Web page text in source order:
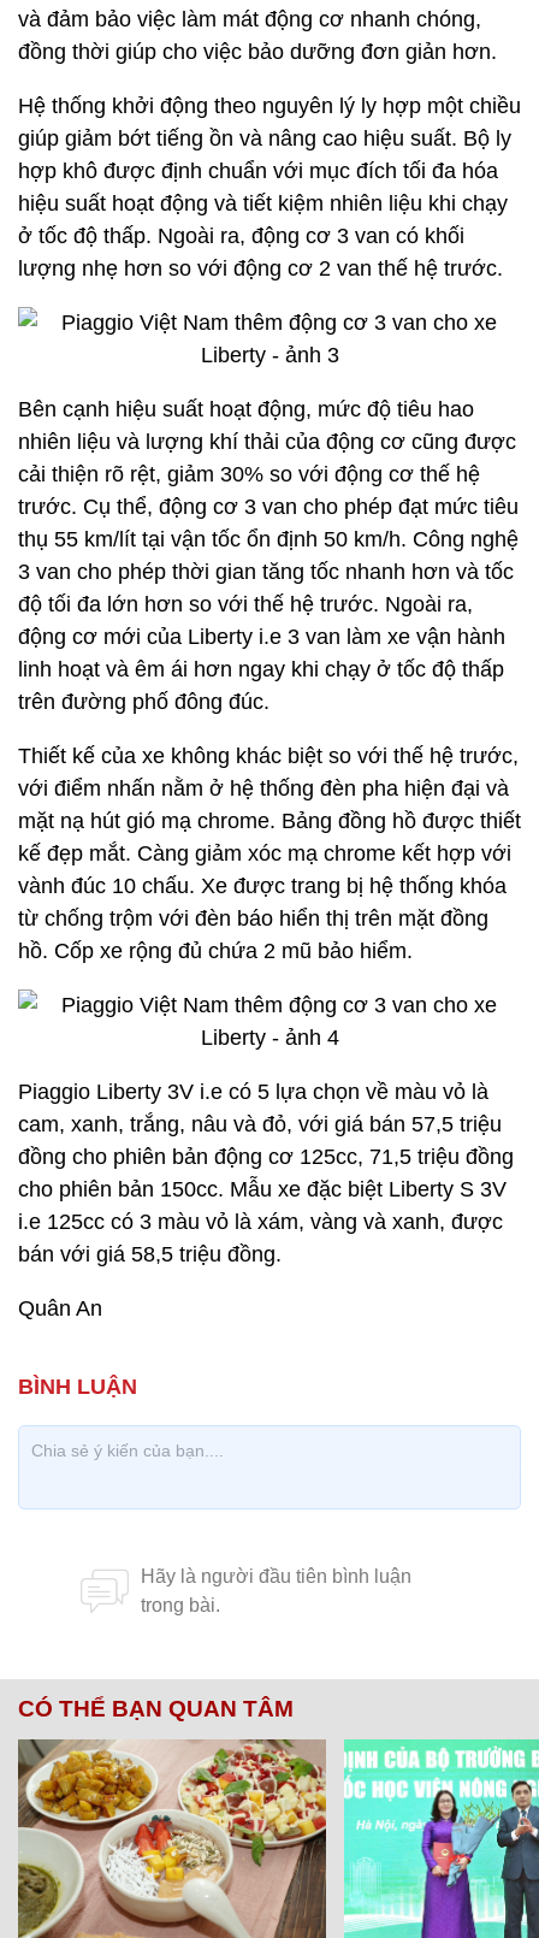
và đảm bảo việc làm mát động cơ nhanh chóng,
đồng thời giúp cho việc bảo dưỡng đơn giản hơn.
Hệ thống khởi động theo nguyên lý ly hợp một chiều
giúp giảm bớt tiếng ồn và nâng cao hiệu suất. Bộ ly
hợp khô được định chuẩn với mục đích tối đa hóa
hiệu suất hoạt động và tiết kiệm nhiên liệu khi chạy
ở tốc độ thấp. Ngoài ra, động cơ 3 van có khối
lượng nhẹ hơn so với động cơ 2 van thế hệ trước.
Bên cạnh hiệu suất hoạt động, mức độ tiêu hao
nhiên liệu và lượng khí thải của động cơ cũng được
cải thiện rõ rệt, giảm 30% so với động cơ thế hệ
trước. Cụ thể, động cơ 3 van cho phép đạt mức tiêu
thụ 55 km/lít tại vận tốc ổn định 50 km/h. Công nghệ
3 van cho phép thời gian tăng tốc nhanh hơn và tốc
độ tối đa lớn hơn so với thế hệ trước. Ngoài ra,
động cơ mới của Liberty i.e 3 van làm xe vận hành
linh hoạt và êm ái hơn ngay khi chạy ở tốc độ thấp
trên đường phố đông đúc.
Thiết kế của xe không khác biệt so với thế hệ trước,
với điểm nhấn nằm ở hệ thống đèn pha hiện đại và
mặt nạ hút gió mạ chrome. Bảng đồng hồ được thiết
kế đẹp mắt. Càng giảm xóc mạ chrome kết hợp với
vành đúc 10 chấu. Xe được trang bị hệ thống khóa
từ chống trộm với đèn báo hiển thị trên mặt đồng
hồ. Cốp xe rộng đủ chứa 2 mũ bảo hiểm.
Piaggio Liberty 3V i.e có 5 lựa chọn về màu vỏ là
cam, xanh, trắng, nâu và đỏ, với giá bán 57,5 triệu
đồng cho phiên bản động cơ 125cc, 71,5 triệu đồng
cho phiên bản 150cc. Mẫu xe đặc biệt Liberty S 3V
i.e 125cc có 3 màu vỏ là xám, vàng và xanh, được
bán với giá 58,5 triệu đồng.
Quân An
CÓ THỂ BẠN QUAN TÂM